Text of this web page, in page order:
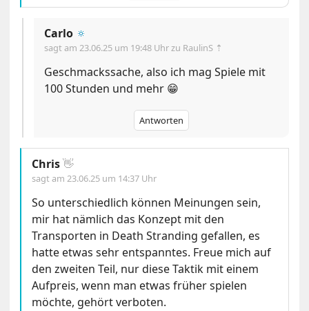
Carlo 🔅
sagt am23.06.25 um 19:48 Uhrzu RaulinS ⇡
Geschmackssache, also ich mag Spiele mit
100 Stunden und mehr 😁
Antworten
Chris👋
sagt am23.06.25 um 14:37 Uhr
So unterschiedlich können Meinungen sein,
mir hat nämlich das Konzept mit den
Transporten in Death Stranding gefallen, es
hatte etwas sehr entspanntes. Freue mich auf
den zweiten Teil, nur diese Taktik mit einem
Aufpreis, wenn man etwas früher spielen
möchte, gehört verboten.